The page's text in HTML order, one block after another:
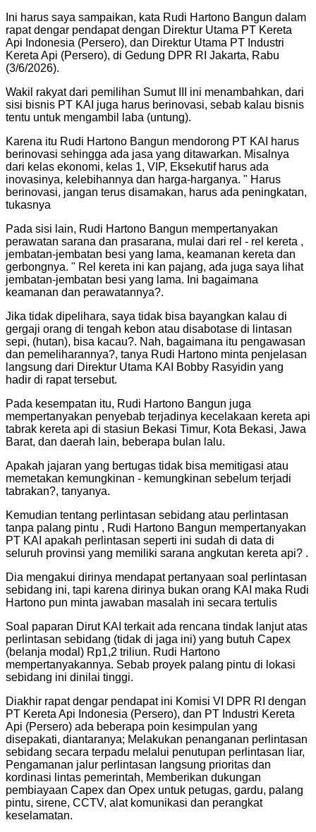
Ini harus saya sampaikan, kata Rudi Hartono Bangun dalam
rapat dengar pendapat dengan Direktur Utama PT Kereta
Api Indonesia (Persero), dan Direktur Utama PT Industri
Kereta Api (Persero), di Gedung DPR RI Jakarta, Rabu
(3/6/2026).
Wakil rakyat dari pemilihan Sumut III ini menambahkan, dari
sisi bisnis PT KAI juga harus berinovasi, sebab kalau bisnis
tentu untuk mengambil laba (untung).
Karena itu Rudi Hartono Bangun mendorong PT KAI harus
berinovasi sehingga ada jasa yang ditawarkan. Misalnya
dari kelas ekonomi, kelas 1, VIP, Eksekutif harus ada
inovasinya, kelebihannya dan harga-harganya. " Harus
berinovasi, jangan terus disamakan, harus ada peningkatan,
tukasnya
Pada sisi lain, Rudi Hartono Bangun mempertanyakan
perawatan sarana dan prasarana, mulai dari rel - rel kereta ,
jembatan-jembatan besi yang lama, keamanan kereta dan
gerbongnya. " Rel kereta ini kan pajang, ada juga saya lihat
jembatan-jembatan besi yang lama. Ini bagaimana
keamanan dan perawatannya?.
Jika tidak dipelihara, saya tidak bisa bayangkan kalau di
gergaji orang di tengah kebon atau disabotase di lintasan
sepi, (hutan), bisa kacau?. Nah, bagaimana itu pengawasan
dan pemeliharannya?, tanya Rudi Hartono minta penjelasan
langsung dari Direktur Utama KAI Bobby Rasyidin yang
hadir di rapat tersebut.
Pada kesempatan itu, Rudi Hartono Bangun juga
mempertanyakan penyebab terjadinya kecelakaan kereta api
tabrak kereta api di stasiun Bekasi Timur, Kota Bekasi, Jawa
Barat, dan daerah lain, beberapa bulan lalu.
Apakah jajaran yang bertugas tidak bisa memitigasi atau
memetakan kemungkinan - kemungkinan sebelum terjadi
tabrakan?, tanyanya.
Kemudian tentang perlintasan sebidang atau perlintasan
tanpa palang pintu , Rudi Hartono Bangun mempertanyakan
PT KAI apakah perlintasan seperti ini sudah di data di
seluruh provinsi yang memiliki sarana angkutan kereta api? .
Dia mengakui dirinya mendapat pertanyaan soal perlintasan
sebidang ini, tapi karena dirinya bukan orang KAI maka Rudi
Hartono pun minta jawaban masalah ini secara tertulis
Soal paparan Dirut KAI terkait ada rencana tindak lanjut atas
perlintasan sebidang (tidak di jaga ini) yang butuh Capex
(belanja modal) Rp1,2 triliun. Rudi Hartono
mempertanyakannya. Sebab proyek palang pintu di lokasi
sebidang ini dinilai tinggi.
Diakhir rapat dengar pendapat ini Komisi VI DPR RI dengan
PT Kereta Api Indonesia (Persero), dan PT Industri Kereta
Api (Persero) ada beberapa poin kesimpulan yang
disepakati, diantaranya; Melakukan penanganan perlintasan
sebidang secara terpadu melalui penutupan perlintasan liar,
Pengamanan jalur perlintasan langsung prioritas dan
kordinasi lintas pemerintah, Memberikan dukungan
pembiayaan Capex dan Opex untuk petugas, gardu, palang
pintu, sirene, CCTV, alat komunikasi dan perangkat
keselamatan.